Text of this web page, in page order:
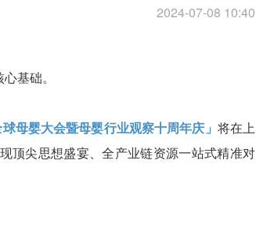
2024-07-08 10:40
基础。
母婴大会暨母婴行业观察十周年庆」 将在上
顶尖思想盛宴、全产业链资源一站式精准对